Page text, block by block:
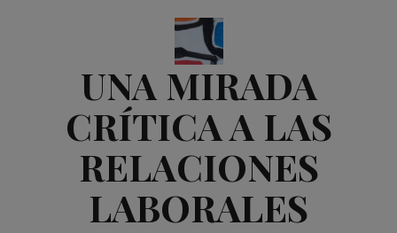
UNA MIRADA
CRÍTICA A LAS
RELACIONES
LABORALES